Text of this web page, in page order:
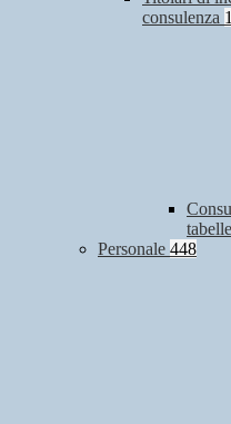
consulenza
Personale 448